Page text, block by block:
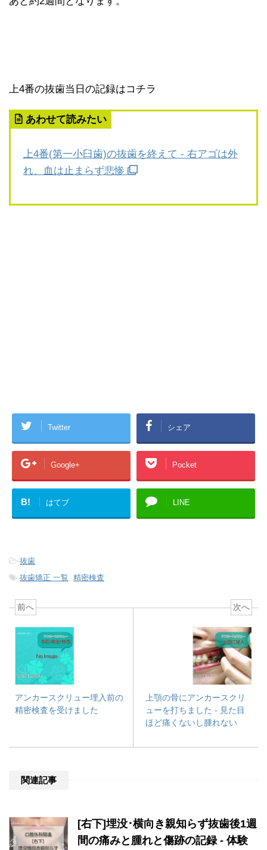
上4番の抜歯当日の記録はコチラ
あわせて読みたい
上4番(第一小臼歯)の抜歯を終えて - 右アゴは外
れ、血は止まらず悲惨
Twitter シェア
Google+ Pocket
B! はてブ LINE
-抜歯
-抜歯矯正 一覧 精密検査
前へ
アンカースクリュー埋入前の
精密検査を受けました
次へ
上顎の骨にアンカースクリ
ューを打ちました - 見た目
ほど痛くないし腫れない
関連記事
[右下]埋没･横向き親知らず抜歯後1週
間の痛みと腫れと傷跡の記録 - 体験